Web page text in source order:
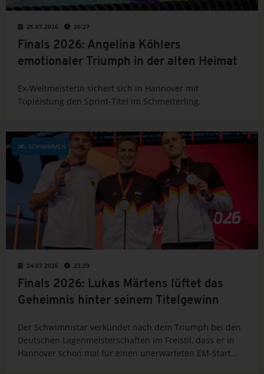
25.07.2026 20:27
Finals 2026: Angelina Köhlers
emotionaler Triumph in der alten Heimat
Ex-Weltmeisterin sichert sich in Hannover mit
Topleistung den Sprint-Titel im Schmetterling.
SCHWIMMEN
24.07.2026 23:29
Finals 2026: Lukas Märtens lüftet das
Geheimnis hinter seinem Titelgewinn
Der Schwimmstar verkündet nach dem Triumph bei den
Deutschen Lagenmeisterschaften im Freistil, dass er in
Hannover schon mal für einen unerwarteten EM-Start